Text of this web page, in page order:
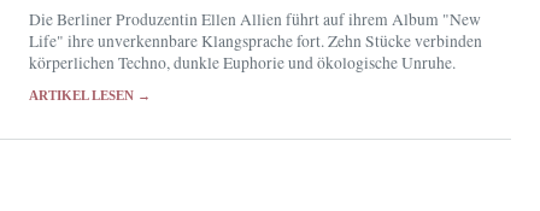
Die Berliner Produzentin Ellen Allien führt auf ihrem Album "New
Life" ihre unverkennbare Klangsprache fort. Zehn Stücke verbinden
körperlichen Techno, dunkle Euphorie und ökologische Unruhe.
ARTIKEL LESEN →